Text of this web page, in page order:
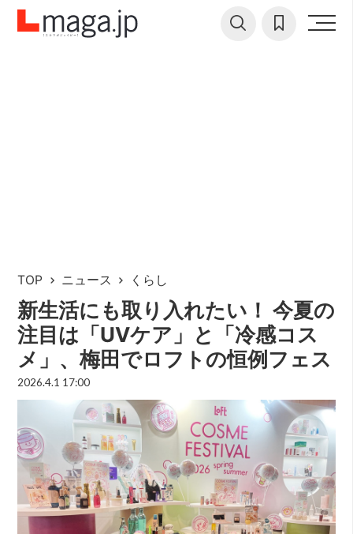
TOP ニュース くらし
新生活にも取り入れたい！ 今夏の
注目は「UVケア」と「冷感コス
メ」、梅田でロフトの恒例フェス
2026.4.1 17:00